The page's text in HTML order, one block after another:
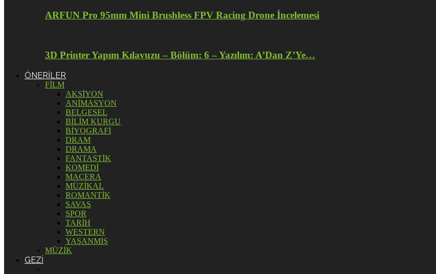
ARFUN Pro 95mm Mini Brushless FPV Racing Drone İncelemesi
3D Printer Yapım Kılavuzu – Bölüm: 6 – Yazılım: A’Dan Z’Ye…
ÖNERİLER
FİLM
AKSİYON
ANİMASYON
BELGESEL
BİLİM KURGU
BİYOGRAFİ
DRAM
DRAMA
FANTASTİK
KOMEDİ
MACERA
MÜZİKAL
ROMANTİK
SAVAŞ
SPOR
TARİH
WESTERN
YAŞANMIŞ
MÜZİK
GEZİ